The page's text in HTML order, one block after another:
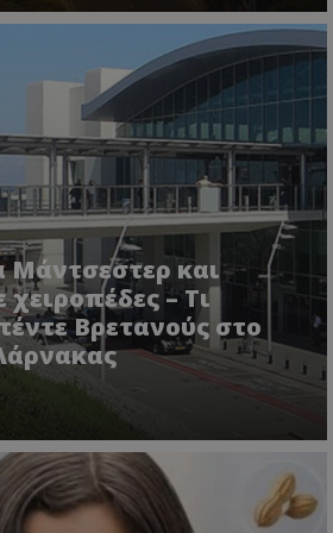
Μάντσεστερ και
– Τι
Βρετανούς στο
Microsoft Corporation
lifenewscy.tothemaonline.com